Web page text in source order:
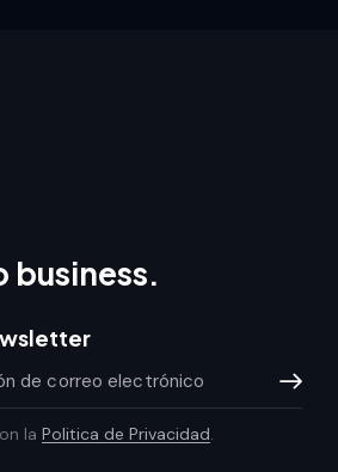
business.
la Politica de Privacidad.